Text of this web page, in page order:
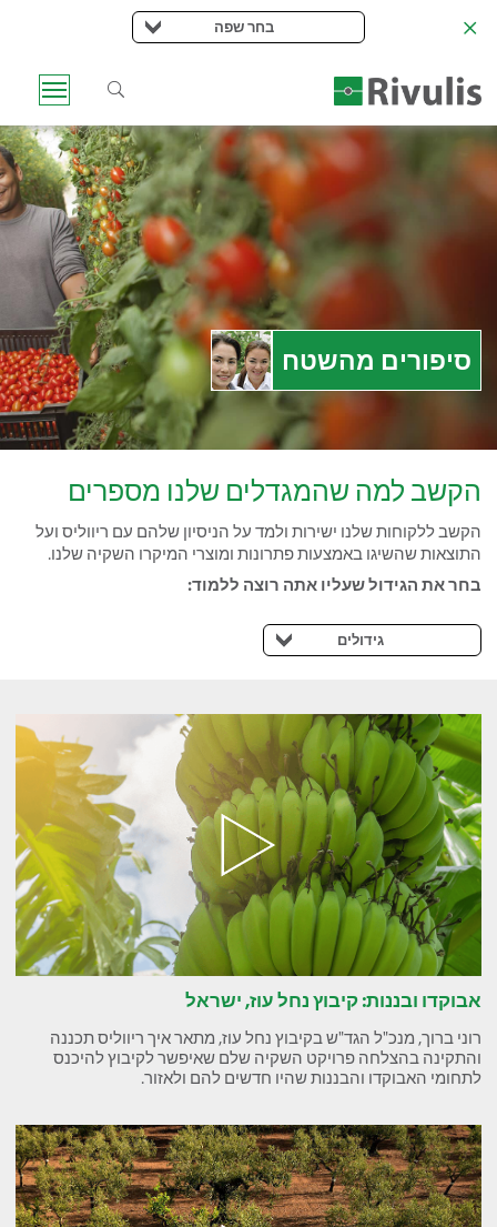
בחר שפה
סיפורים מהשטח
הקשב למה שהמגדלים שלנו מספרים
הקשב ללקוחות שלנו ישירות ולמד על הניסיון שלהם עם ריווליס ועל
התוצאות שהשיגו באמצעות פתרונות ומוצרי המיקרו השקיה שלנו.
בחר את הגידול שעליו אתה רוצה ללמוד:
גידולים
אבוקדו ובננות: קיבוץ נחל עוז, ישראל
רוני ברוך, מנכ"ל הגד"ש בקיבוץ נחל עוז, מתאר איך ריווליס תכננה
והתקינה בהצלחה פרויקט השקיה שלם שאיפשר לקיבוץ להיכנס
לתחומי האבוקדו והבננות שהיו חדשים להם ולאזור.